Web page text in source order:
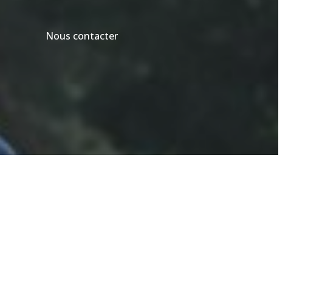
Nous contacter